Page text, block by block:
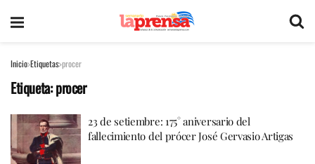
Inicio Etiquetas procer
Etiqueta:procer
23 de setiembre: 175° aniversario del
fallecimiento del prócer José Gervasio Artigas